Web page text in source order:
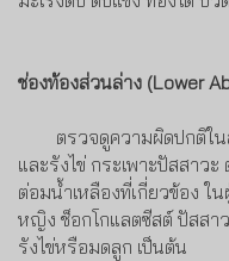
ช่องท้องส่วนล่าง (Lower
ตรวจดูความผิดปกติในส่
และรังไข่ กระเพาะปัสสาว
ต่อมน้ำเหลืองที่เกี่ยวข้อง ใน
หญิง ช็อกโกแลตซีสต์ ปัสสา
รังไข่หรือมดลูก เป็นต้น